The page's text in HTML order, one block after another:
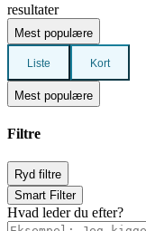
resultater
Mest populære
Liste Kort
Mest populære
Filtre
Ryd filtre
Smart Filter
Hvad leder du efter?